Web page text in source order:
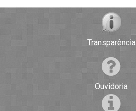
Transparência
Ouvidoria